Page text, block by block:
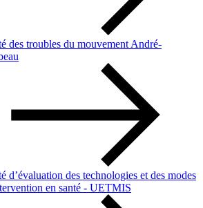
des troubles du mouvement André-
d’évaluation des technologies et des modes
en santé - UETMIS